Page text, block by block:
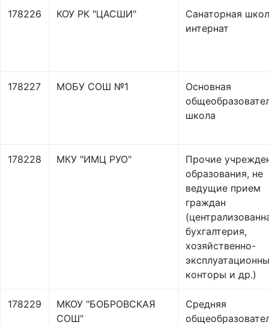
178226 КОУ РК "ЦАСШИ"
Санаторная
интернат
178227 МОБУ СОШ №1
Основная
школа
178228 МКУ "ИМЦ РУО"
Прочие
образования, не
ведущие прием
граждан
бухгалтерия,
хозяйственно-
конторы и др.)
178229
МКОУ "БОБРОВСКАЯ
СОШ"
Средняя